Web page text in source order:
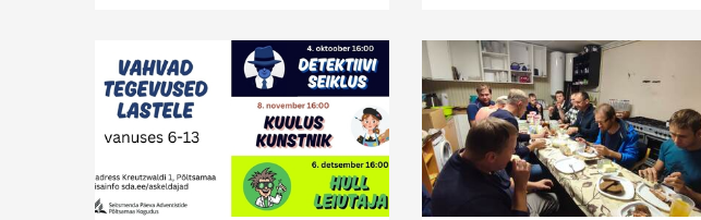
instrumentaalansambli loomise...